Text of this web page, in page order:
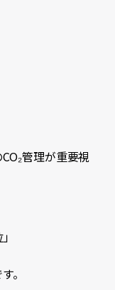
管理が重要視
。